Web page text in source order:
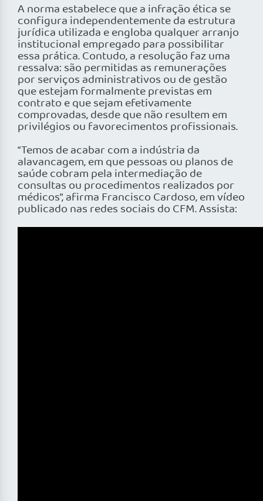
A norma estabelece que a infração ética se
configura independentemente da estrutura
jurídica utilizada e engloba qualquer arranjo
institucional empregado para possibilitar
essa prática. Contudo, a resolução faz uma
ressalva: são permitidas as remunerações
por serviços administrativos ou de gestão
que estejam formalmente previstas em
contrato e que sejam efetivamente
comprovadas, desde que não resultem em
privilégios ou favorecimentos profissionais.
“Temos de acabar com a indústria da
alavancagem, em que pessoas ou planos de
saúde cobram pela intermediação de
consultas ou procedimentos realizados por
médicos”, afirma Francisco Cardoso, em vídeo
publicado nas redes sociais do CFM. Assista: